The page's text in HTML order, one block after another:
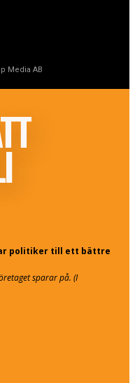
Media AB
politiker till ett bättre
sparar på. (I